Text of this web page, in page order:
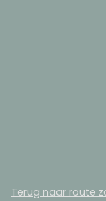
Terug naar route